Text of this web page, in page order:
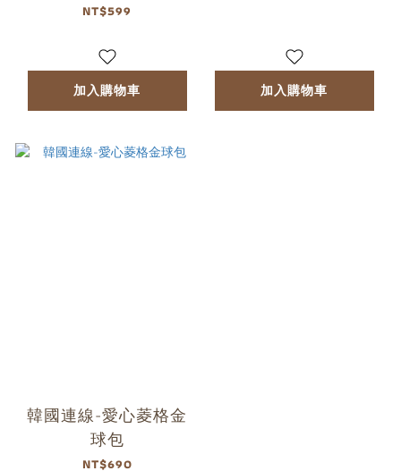
NT$599
加入購物車 加入購物車
韓國連線-愛心菱格金
球包
NT$690